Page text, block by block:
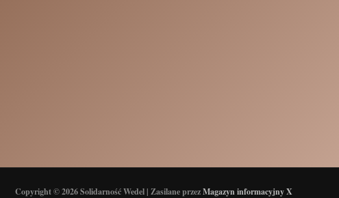
Copyright © 2026 Solidarność Wedel | Zasilane przezMagazyn informacyjny X